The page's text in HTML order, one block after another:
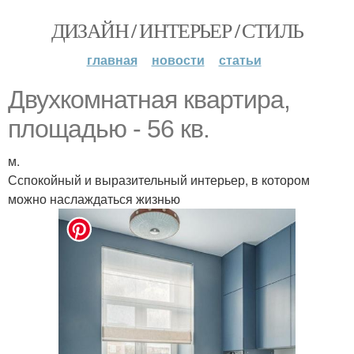
ДИЗАЙН / ИНТЕРЬЕР / СТИЛЬ
главная новости статьи
Двухкомнатная квартира,
площадью - 56 кв.
м.
Сспокойный и выразительный интерьер, в котором
можно наслаждаться жизнью